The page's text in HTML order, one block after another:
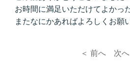
お時間に満足いただけてよかっ
またなにかあればよろしくお願
＜ 前へ 次へ